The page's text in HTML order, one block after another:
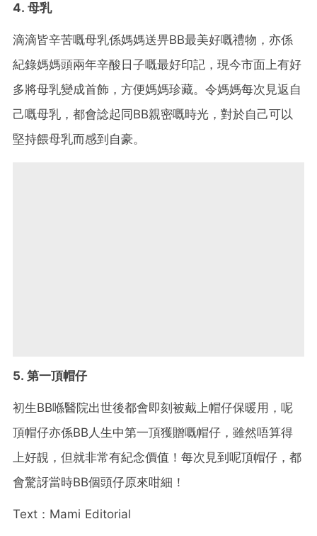
4. 母乳
滴滴皆辛苦嘅母乳係媽媽送畀BB最美好嘅禮物，亦係
紀錄媽媽頭兩年辛酸日子嘅最好印記，現今市面上有好
多將母乳變成首飾，方便媽媽珍藏。令媽媽每次見返自
己嘅母乳，都會諗起同BB親密嘅時光，對於自己可以
堅持餵母乳而感到自豪。
5. 第一頂帽仔
初生BB喺醫院出世後都會即刻被戴上帽仔保暖用，呢
頂帽仔亦係BB人生中第一頂獲贈嘅帽仔，雖然唔算得
上好靚，但就非常有紀念價值！每次見到呢頂帽仔，都
會驚訝當時BB個頭仔原來咁細！
Text：Mami Editorial